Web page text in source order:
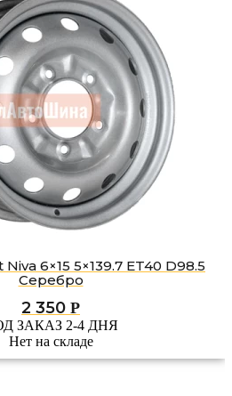
6×15 5×139.7 ET40 D98.5
Серебро
2 350 Р
ЗАКАЗ 2-4 ДНЯ
Нет на складе